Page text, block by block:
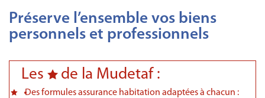
Préserve l’ensemble vos biens
personnels et professionnels
Les de la Mudetaf :
Des formules assurance habitation adaptées à chacun :